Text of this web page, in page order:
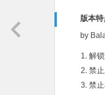
版本特
by
解
禁
禁